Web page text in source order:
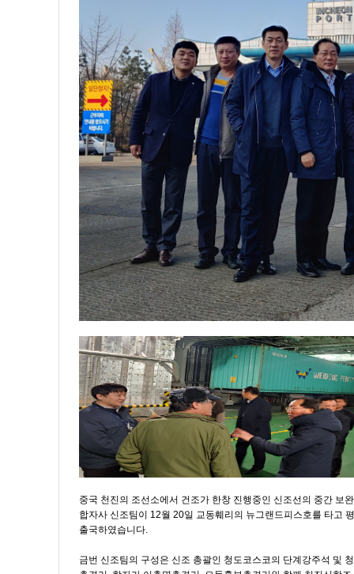
중국 천진의 조선소에서 건조가 한창 진행중인 신조선의 중간 보
합자사 신조팀이 12월 20일 교동훼리의 뉴그랜드피스호를 타고
출국하였습니다.
금번 신조팀의 구성은 신조 총괄인 청도코스코의 단계강주석 및